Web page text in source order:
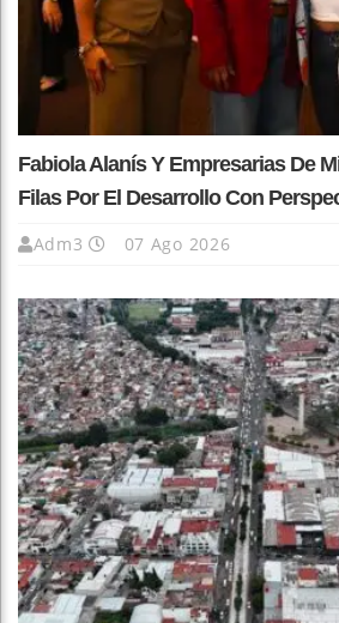
Fabiola Alanís Y Empresarias De
Filas Por El Desarrollo Con
Adm3 07 Ago 2026